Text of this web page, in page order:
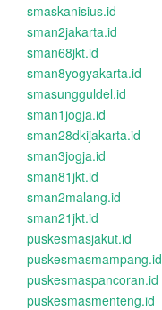
smaskanisius.id
sman2jakarta.id
sman68jkt.id
sman8yogyakarta.id
smasungguldel.id
sman1jogja.id
sman28dkijakarta.id
sman3jogja.id
sman81jkt.id
sman2malang.id
sman21jkt.id
puskesmasjakut.id
puskesmasmampang.id
puskesmaspancoran.id
puskesmasmenteng.id